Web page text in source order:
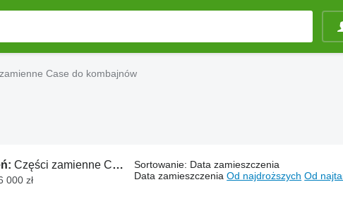
Case do kombajnów
Części zamienne Case do kombajnów
000 zł
Sortowanie: Data zamieszczenia
Data zamieszczenia Od najdroższych Od